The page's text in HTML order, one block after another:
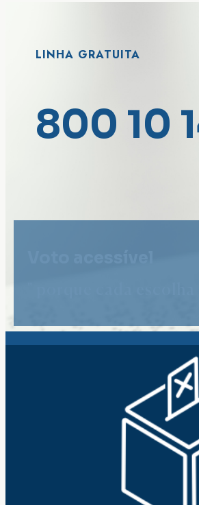
LINHA GRATUITA
800 10